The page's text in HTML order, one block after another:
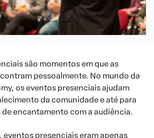
são momentos em que as
pessoalmente. No mundo da
os eventos presenciais ajudam
da comunidade e até para
encantamento com a audiência.
eventos presenciais eram apenas